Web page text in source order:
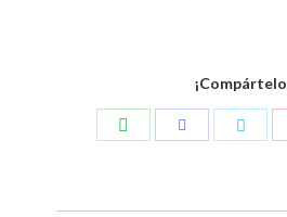
Compartir Compartir